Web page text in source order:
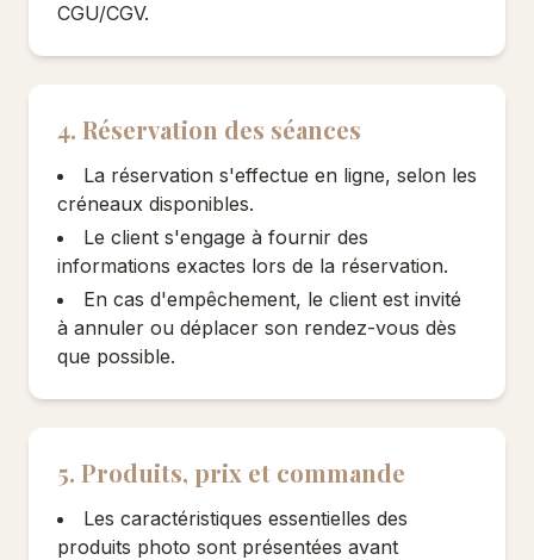
CGU/CGV.
4. Réservation des séances
La réservation s'effectue en ligne, selon les
créneaux disponibles.
Le client s'engage à fournir des
informations exactes lors de la réservation.
En cas d'empêchement, le client est invité
à annuler ou déplacer son rendez-vous dès
que possible.
5. Produits, prix et commande
Les caractéristiques essentielles des
produits photo sont présentées avant